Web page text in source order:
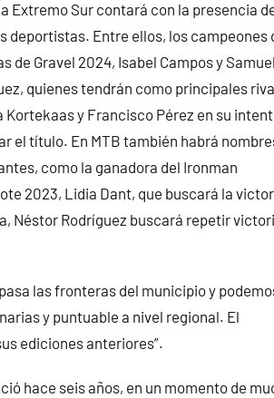
Extremo Sur contará con la presencia
deportistas. Entre ellos, los campeones
de Gravel 2024, Isabel Campos y Samuel
quienes tendrán como principales
Kortekaas y Francisco Pérez en su
el título. En MTB también habrá
como la ganadora del Ironman
2023, Lidia Dant, que buscará la
Néstor Rodríguez buscará repetir
las fronteras del municipio y
y puntuable a nivel regional. El
ediciones anteriores”.
hace seis años, en un momento de